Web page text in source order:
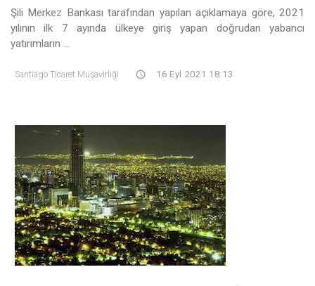
Şili Merkez Bankası tarafından yapılan açıklamaya göre, 2021
yılının ilk 7 ayında ülkeye giriş yapan doğrudan yabancı
yatırımların ...
Santiago Ticaret Müşavirliği 16 Eyl 2021 18:13